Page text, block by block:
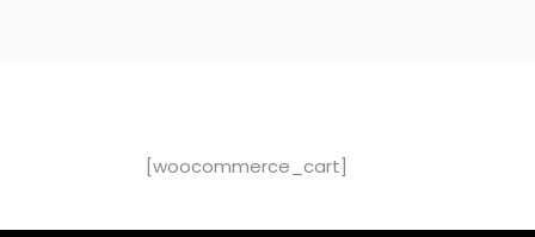
[woocommerce_cart]